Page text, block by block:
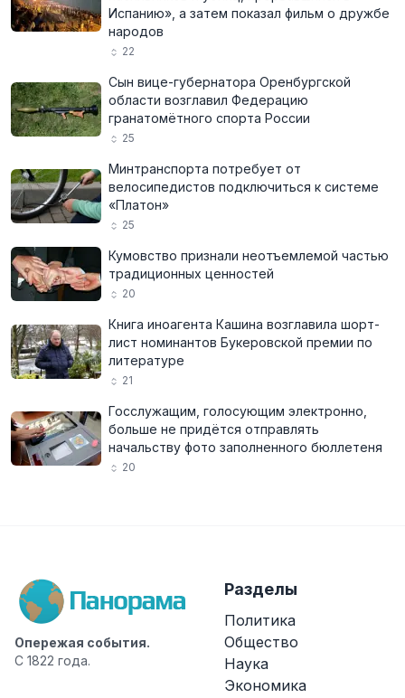
Испанию», а затем показал фильм о дружбе
народов
22
Сын вице-губернатора Оренбургской
области возглавил Федерацию
гранатомётного спорта России
25
Минтранспорта потребует от
велосипедистов подключиться к системе
«Платон»
25
Кумовство признали неотъемлемой частью
традиционных ценностей
20
Книга иноагента Кашина возглавила шорт-
лист номинантов Букеровской премии по
литературе
21
Госслужащим, голосующим электронно,
больше не придётся отправлять
начальству фото заполненного бюллетеня
20
Опережая события.
С 1822 года.
Разделы
Политика
Общество
Наука
Экономика